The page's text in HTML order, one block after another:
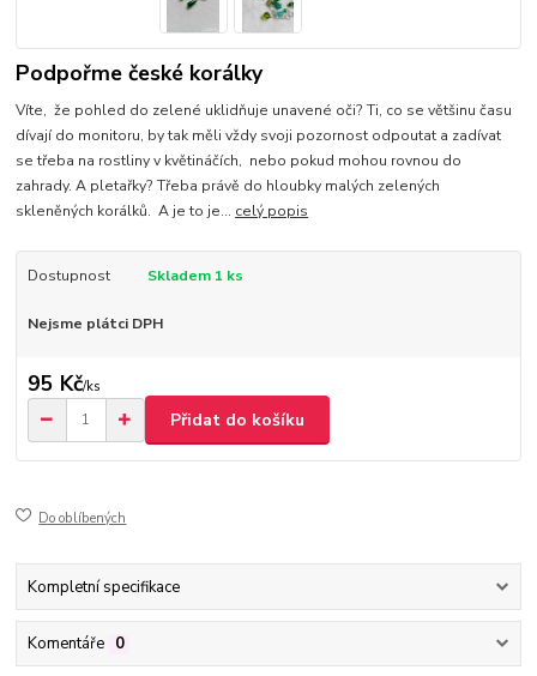
Podpořme české korálky
Víte, že pohled do zelené uklidňuje unavené oči? Ti, co se většinu času
dívají do monitoru, by tak měli vždy svoji pozornost odpoutat a zadívat
se třeba na rostliny v květináčích, nebo pokud mohou rovnou do
zahrady. A pletařky? Třeba právě do hloubky malých zelených
skleněných korálků. A je to je... celý popis
Dostupnost Skladem 1 ks
Nejsme plátci DPH
95 Kč/ks
Přidat do košíku
Do oblíbených
Kompletní specifikace
Komentáře 0